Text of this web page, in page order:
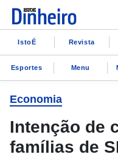
IstoÉ Revista
Esportes Menu
Economia
Intenção de
famílias de